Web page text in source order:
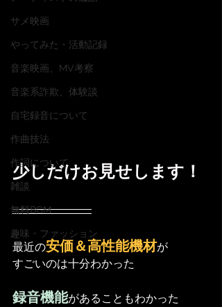
サメ映画
やってみた・活動記録
音楽映画、MV考察
音楽系詐欺、体験談
自宅録音について
作曲技法
作詞について
雑談
無料BGM
趣味・ファッション
少しだけお見せします！
最近の安価＆高性能機材が
すごいのは十分わかった
録音機能があることもわかった